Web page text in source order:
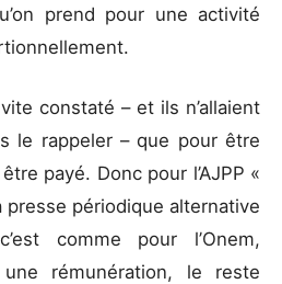
prend pour une activité
constaté – et ils n’allaient
le rappeler – que pour être
payé. Donc pour l’AJPP «
presse périodique alternative
comme pour l’Onem,
une rémunération, le reste